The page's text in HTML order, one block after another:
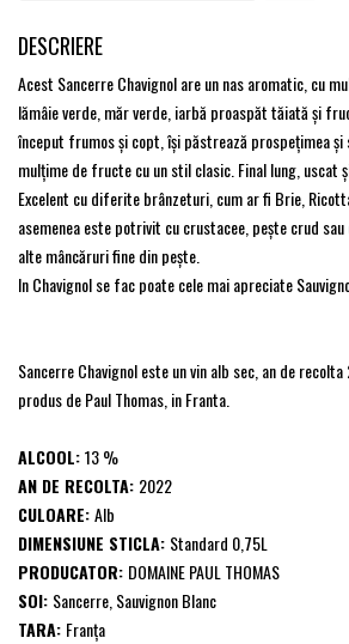
DESCRIERE
Acest Sancerre Chavignol are un nas aromatic, cu
lămâie verde, măr verde, iarbă proaspăt tăiată și
început frumos și copt, își păstrează prospețimea
mulțime de fructe cu un stil clasic. Final lung, uscat
Excelent cu diferite brânzeturi, cum ar fi Brie,
asemenea este potrivit cu crustacee, pește crud
alte mâncăruri fine din pește.
In Chavignol se fac poate cele mai apreciate
Sancerre Chavignol este un vin alb sec, an de
produs de Paul Thomas, in Franta.
ALCOOL:13 %
AN DE RECOLTA: 2022
CULOARE:Alb
DIMENSIUNE STICLA: Standard 0,75L
PRODUCATOR: DOMAINE PAUL THOMAS
SOI: Sancerre, Sauvignon Blanc
TARA: Franţa